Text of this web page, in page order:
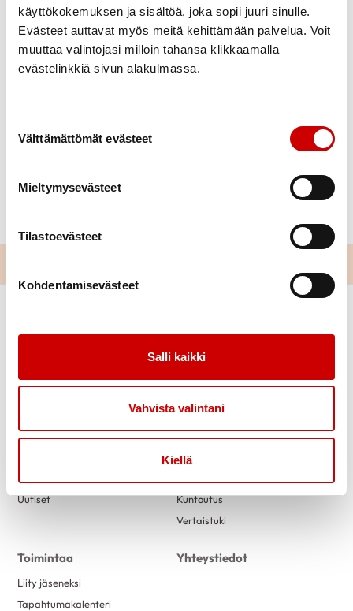
käyttökokemuksen ja sisältöä, joka sopii juuri sinulle.
Evästeet auttavat myös meitä kehittämään palvelua. Voit
muuttaa valintojasi milloin tahansa klikkaamalla
evästelinkkiä sivun alakulmassa.
Välttämättömät evästeet
Mieltymysevästeet
Tilastoevästeet
Kohdentamisevästeet
Salli kaikki
Vahvista valintani
Kiellä
Kauhajoen Sydänyhdistyksen hallitus piti
järjestäytymiskokouksen 12.1.2023. Kokouksessa
valittiin yhdistyksen sihteeriksi Riitta Uusi- Kokko
Tuomas Koivuniemi myöskin Kauhajoelta. Uutena
Isojoelta. Hallituksen puheenjohtajana jatkaa Sirpa
Rajamäki. Hallitukseen kuuluvat myös Kujanpää Eila,
Lipasti Marja-Leena, Ojala Eija, Uusitalo Marjatta
Link to facebook
Link to twitter
Link to instagram
Link to youtube
Uutiset
Kuntoutus
Vertaistuki
Toimintaa
Liity jäseneksi
Tapahtumakalenteri
Yhteystiedot